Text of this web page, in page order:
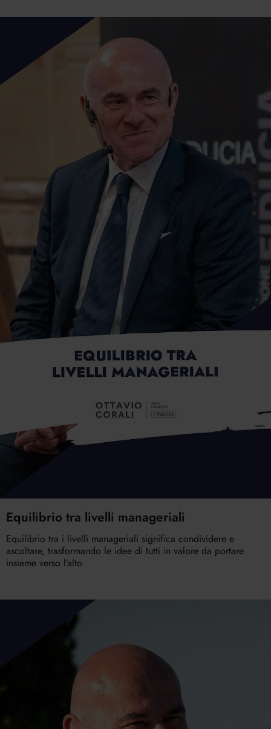
Equilibrio tra livelli manageriali
Equilibrio tra i livelli manageriali significa condividere e
ascoltare, trasformando le idee di tutti in valore da portare
insieme verso l’alto.